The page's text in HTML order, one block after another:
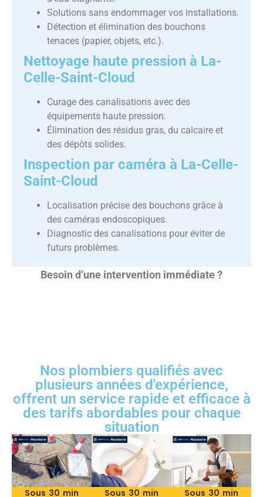
Solutions sans endommager vos installations.
Détection et élimination des bouchons
tenaces (papier, objets, etc.).
Nettoyage haute pression à La-
Celle-Saint-Cloud
Curage des canalisations avec des
équipements haute pression.
Élimination des résidus gras, du calcaire et
des dépôts solides.
Inspection par caméra à La-Celle-
Saint-Cloud
Localisation précise des bouchons grâce à
des caméras endoscopiques.
Diagnostic des canalisations pour éviter de
futurs problèmes.
Besoin d’une intervention immédiate ?
Nos plombiers qualifiés avec
plusieurs années d'expérience,
offrent un service rapide et efficace à
des tarifs abordables pour chaque
situation
Sous 30 min Sous 30 min Sous 30 min